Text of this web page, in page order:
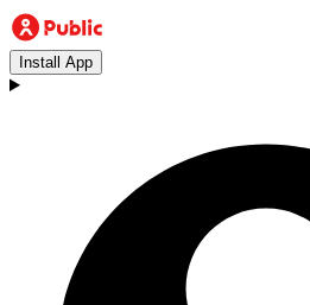
Install App